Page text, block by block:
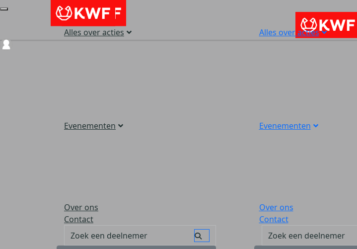
Alles over acties
Evenementen
Over ons
Contact
Alles over acties
Evenementen
Over ons
Contact